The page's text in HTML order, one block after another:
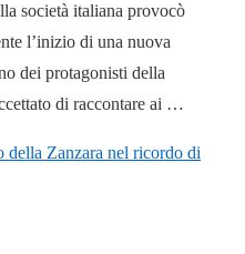
società italiana provocò
l’inizio di una nuova
dei protagonisti della
di raccontare ai …
della Zanzara nel ricordo di